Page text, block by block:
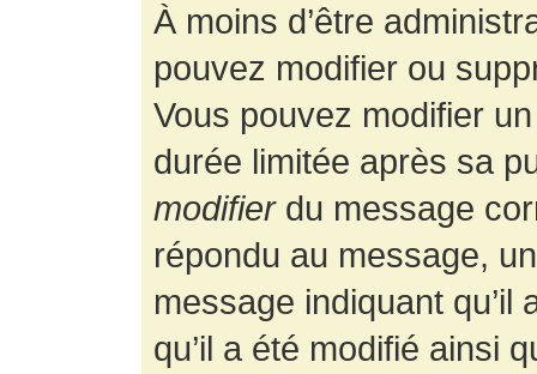
À moins d’être
pouvez modifier ou
Vous pouvez modifier
durée limitée après sa
modifierdu message
répondu au message,
message indiquant
qu’il a été modifié ainsi